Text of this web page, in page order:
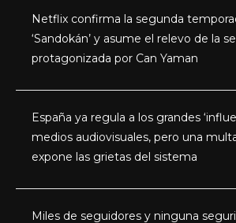
Netflix confirma la segunda
‘Sandokán’ y asume el relevo de la
protagonizada por Can Yaman
España ya regula a los grandes
medios audiovisuales, pero una
expone las grietas del sistema
Miles de seguidores y ninguna